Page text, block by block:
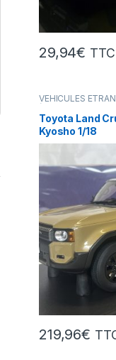
29,94€ TTC
VÉHICULES
(voitures,camions
Toyota Land
Kyosho 1/18
219,96€